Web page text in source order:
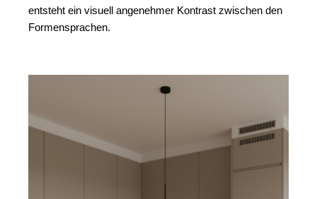
entsteht ein visuell angenehmer Kontrast zwischen den
Formensprachen.